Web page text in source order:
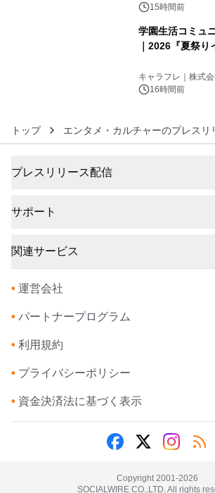
15時間前
学園生活コミュ
｜2026『夏祭
キャラフレ｜株式
デザインズ
16時間前
トップ エンタメ・カルチャーのプレスリ
プレスリリース配信
サポート
関連サービス
• 運営会社
• パートナープログラム
• 利用規約
• プライバシーポリシー
• 資金決済法に基づく表示
Copyright 2001-2026
SOCIALWIRE CO.,LTD. All rights